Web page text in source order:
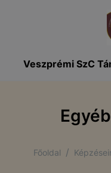
Veszprémi SzC
Főoldal /